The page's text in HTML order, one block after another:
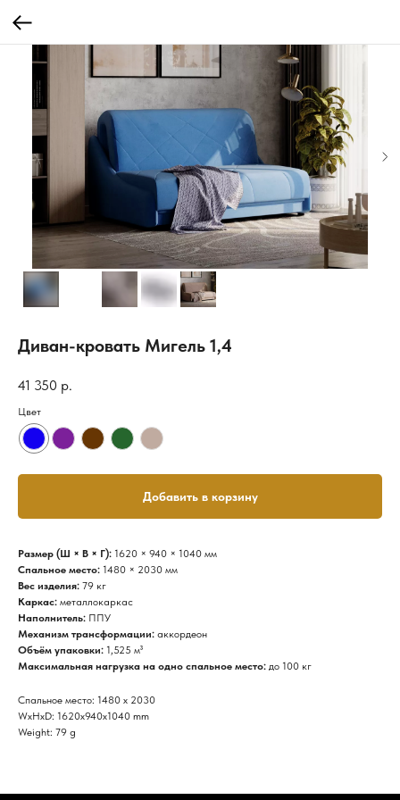
Диван-кровать Мигель 1,4
41 350 р.
Цвет
Добавить в корзину
Размер (Ш × В × Г): 1620 × 940 × 1040 мм
Спальное место: 1480 × 2030 мм
Вес изделия: 79 кг
Каркас: металлокаркас
Наполнитель: ППУ
Механизм трансформации: аккордеон
Объём упаковки: 1,525 м³
Максимальная нагрузка на одно спальное место: до 100 кг
Спальное место: 1480 х 2030
WxHxD: 1620x940x1040 mm
Weight: 79 g